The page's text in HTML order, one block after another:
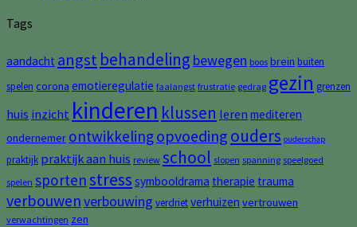
Tags
aandacht angst behandeling bewegen boos brein buiten
spelen corona emotieregulatie faalangst frustratie gedrag gezin grenzen
huis inzicht kinderen klussen leren mediteren
ondernemer ontwikkelingopvoeding ouders ouderschap
praktijk praktijk aan huis review school slopen spanning speelgoed
spelen sportenstress symbooldrama therapie trauma
verbouwenverbouwing verdrietverhuizen vertrouwen
verwachtingen zen